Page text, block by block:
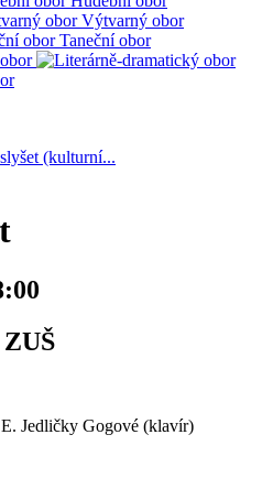
Výtvarný obor
Taneční obor
(kulturní...
Jedličky Gogové (klavír)